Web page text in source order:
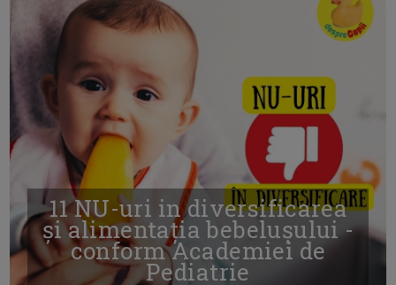
11 NU-uri in diversificarea
și alimentația bebelușului -
conform Academiei de
Pediatrie